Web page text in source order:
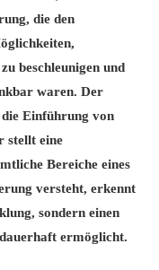
die den
beschleunigen und
waren. Der
Einführung von
stellt eine
Bereiche eines
versteht, erkennt
sondern einen
ermöglicht.